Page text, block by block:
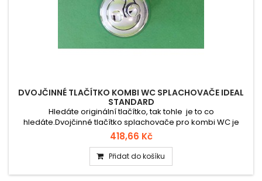
DVOJČINNÉ TLAČÍTKO KOMBI WC SPLACHOVAČE IDEAL
STANDARD
Hledáte originální tlačítko, tak tohle je to co
hledáte.Dvojčinné tlačítko splachovače pro kombi WC je
určeno k ovládání výpustného ventilu u keramických
splachovacích nádrží. Díky dvěma režimům umožňuje volbu
mezi malým a velkým spláchnutím, čímž šetří vodu a zvyšuje
komfort používání toalety. Vhodné jako náhradní díl pro
vybrané modely
418,66 Kč
Přidat do košíku